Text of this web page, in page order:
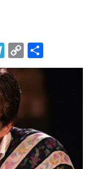
T
el
e
gr
a
m
C
o
y
Li
n
k
h